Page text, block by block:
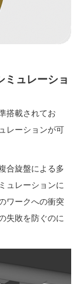
ミュレーショ
搭載されてお
レーションが可
合旋盤による多
ュレーションに
ワークへの衝突
失敗を防ぐのに